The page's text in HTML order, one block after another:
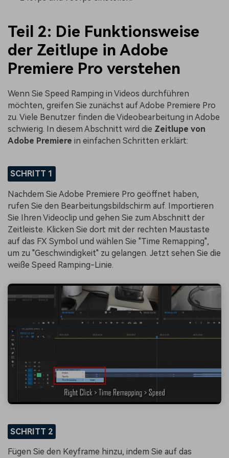
Teil 2: Die Funktionsweise
der Zeitlupe in Adobe
Premiere Pro verstehen
Wenn Sie Speed Ramping in Videos durchführen
möchten, greifen Sie zunächst auf Adobe Premiere Pro
zu. Viele Benutzer finden die Videobearbeitung in Adobe
schwierig. In diesem Abschnitt wird die Zeitlupe von
Adobe Premiere in einfachen Schritten erklärt:
SCHRITT 1
Nachdem Sie Adobe Premiere Pro geöffnet haben,
rufen Sie den Bearbeitungsbildschirm auf. Importieren
Sie Ihren Videoclip und gehen Sie zum Abschnitt der
Zeitleiste. Klicken Sie dort mit der rechten Maustaste
auf das FX Symbol und wählen Sie "Time Remapping",
um zu "Geschwindigkeit" zu gelangen. Jetzt sehen Sie die
weiße Speed Ramping-Linie.
SCHRITT 2
Fügen Sie den Keyframe hinzu, indem Sie auf das